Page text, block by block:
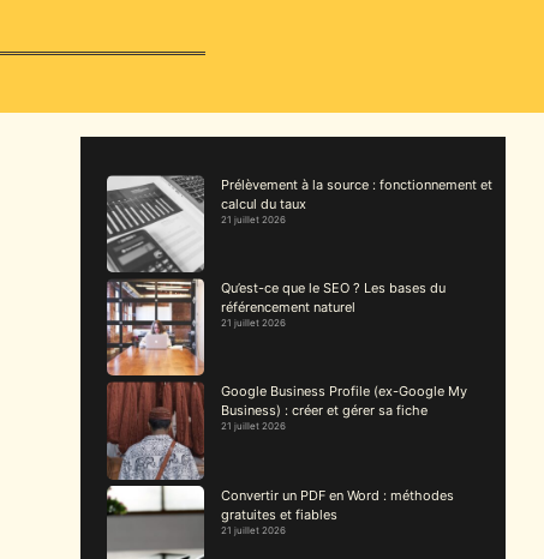
Prélèvement à la source : fonctionnement et
calcul du taux
21 juillet 2026
Qu’est-ce que le SEO ? Les bases du
référencement naturel
21 juillet 2026
Google Business Profile (ex-Google My
Business) : créer et gérer sa fiche
21 juillet 2026
Convertir un PDF en Word : méthodes
gratuites et fiables
21 juillet 2026